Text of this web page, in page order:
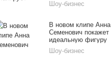
Шоу-бизнес
В новом клипе Анна
Семенович покажет
идеальную фигуру
Шоу-бизнес